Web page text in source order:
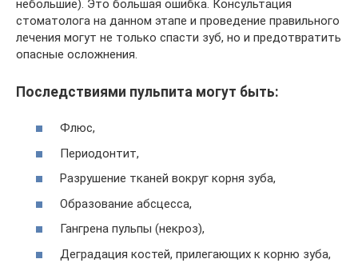
небольшие). Это большая ошибка. Консультация
стоматолога на данном этапе и проведение правильного
лечения могут не только спасти зуб, но и предотвратить
опасные осложнения.
Последствиями пульпита могут быть:
Флюс,
Периодонтит,
Разрушение тканей вокруг корня зуба,
Образование абсцесса,
Гангрена пульпы (некроз),
Деградация костей, прилегающих к корню зуба,